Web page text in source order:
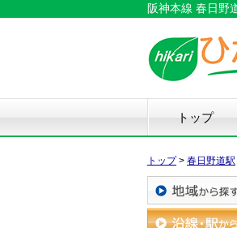
阪神本線 春日野
トップ
トップ> 春日野道駅
地域から探す